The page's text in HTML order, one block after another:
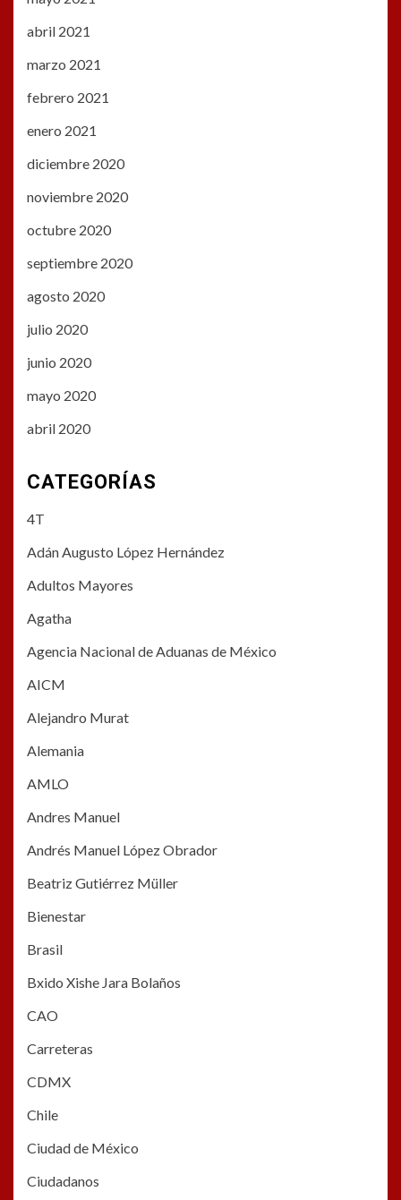
abril 2021
marzo 2021
febrero 2021
enero 2021
diciembre 2020
noviembre 2020
octubre 2020
septiembre 2020
agosto 2020
julio 2020
junio 2020
mayo 2020
abril 2020
CATEGORÍAS
4T
Adán Augusto López Hernández
Adultos Mayores
Agatha
Agencia Nacional de Aduanas de México
AICM
Alejandro Murat
Alemania
AMLO
Andres Manuel
Andrés Manuel López Obrador
Beatriz Gutiérrez Müller
Bienestar
Brasil
Bxido Xishe Jara Bolaños
CAO
Carreteras
CDMX
Chile
Ciudad de México
Ciudadanos